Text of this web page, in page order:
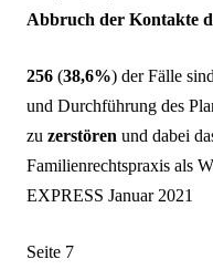
Abbruch der Kontakte
256 (38,6%) der Fälle
und Durchführung des
zu zerstören und dabei
Familienrechtspraxis als
EXPRESS Januar 2021
Seite 7